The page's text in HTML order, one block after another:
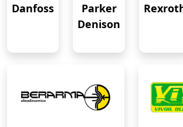
Danfoss
Parker
Denison